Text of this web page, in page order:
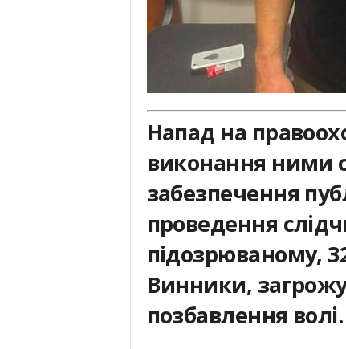
Напад на
виконання ними
забезпечення
проведення
підозрюваному,
Винники,
позбавлення волі.